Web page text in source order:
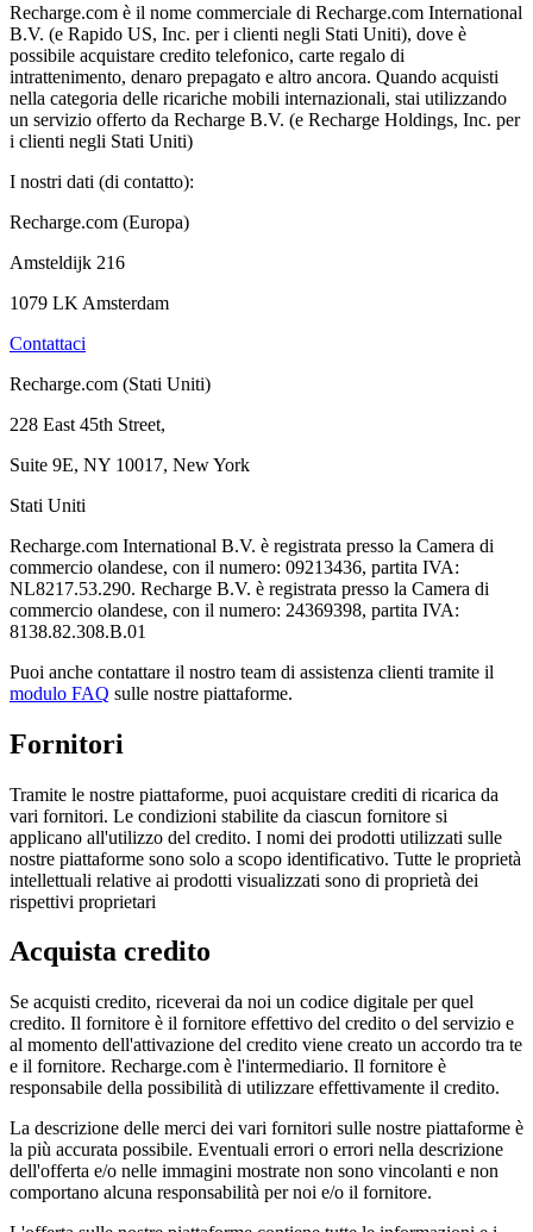
Recharge.com è il nome commerciale di Recharge.com International
B.V. (e Rapido US, Inc. per i clienti negli Stati Uniti), dove è
possibile acquistare credito telefonico, carte regalo di
intrattenimento, denaro prepagato e altro ancora. Quando acquisti
nella categoria delle ricariche mobili internazionali, stai utilizzando
un servizio offerto da Recharge B.V. (e Recharge Holdings, Inc. per
i clienti negli Stati Uniti)
I nostri dati (di contatto):
Recharge.com (Europa)
Amsteldijk 216
1079 LK Amsterdam
Contattaci
Recharge.com (Stati Uniti)
228 East 45th Street,
Suite 9E, NY 10017, New York
Stati Uniti
Recharge.com International B.V. è registrata presso la Camera di
commercio olandese, con il numero: 09213436, partita IVA:
NL8217.53.290. Recharge B.V. è registrata presso la Camera di
commercio olandese, con il numero: 24369398, partita IVA:
8138.82.308.B.01
Puoi anche contattare il nostro team di assistenza clienti tramite il
modulo FAQ sulle nostre piattaforme.
Fornitori
Tramite le nostre piattaforme, puoi acquistare crediti di ricarica da
vari fornitori. Le condizioni stabilite da ciascun fornitore si
applicano all'utilizzo del credito. I nomi dei prodotti utilizzati sulle
nostre piattaforme sono solo a scopo identificativo. Tutte le proprietà
intellettuali relative ai prodotti visualizzati sono di proprietà dei
rispettivi proprietari
Acquista credito
Se acquisti credito, riceverai da noi un codice digitale per quel
credito. Il fornitore è il fornitore effettivo del credito o del servizio e
al momento dell'attivazione del credito viene creato un accordo tra te
e il fornitore. Recharge.com è l'intermediario. Il fornitore è
responsabile della possibilità di utilizzare effettivamente il credito.
La descrizione delle merci dei vari fornitori sulle nostre piattaforme è
la più accurata possibile. Eventuali errori o errori nella descrizione
dell'offerta e/o nelle immagini mostrate non sono vincolanti e non
comportano alcuna responsabilità per noi e/o il fornitore.